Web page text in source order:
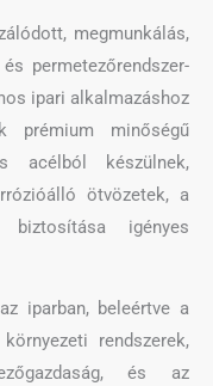
megmunkálás,
permetezőrendszer-
ipari alkalmazáshoz
prémium minőségű
acélból készülnek,
ötvözetek, a
igényes
iparban, beleértve a
rendszerek,
és az